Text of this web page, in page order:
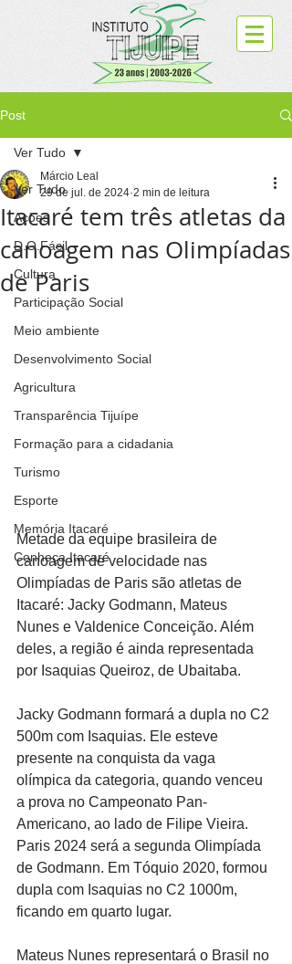
Post
Ver Tudo
Ações
D.O.Fácil
Cultura
Participação Social
Meio ambiente
Desenvolvimento Social
Agricultura
Transparência Tijuípe
Formação para a cidadania
Turismo
Esporte
Memória Itacaré
Conheça Itacaré
Ver Tudo
Itacaré tem três atletas da
canoagem nas Olimpíadas
de Paris
Márcio Leal
29 de jul. de 2024 2 min de leitura
Metade da equipe brasileira de
canoagem de velocidade nas
Olimpíadas de Paris são atletas de
Itacaré: Jacky Godmann, Mateus
Nunes e Valdenice Conceição. Além
deles, a região é ainda representada
por Isaquias Queiroz, de Ubaitaba.
Jacky Godmann formará a dupla no C2
500m com Isaquias. Ele esteve
presente na conquista da vaga
olímpica da categoria, quando venceu
a prova no Campeonato Pan-
Americano, ao lado de Filipe Vieira.
Paris 2024 será a segunda Olimpíada
de Godmann. Em Tóquio 2020, formou
dupla com Isaquias no C2 1000m,
ficando em quarto lugar.
Mateus Nunes representará o Brasil no